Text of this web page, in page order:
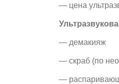
— цена
— демакияж
— скраб (по
—